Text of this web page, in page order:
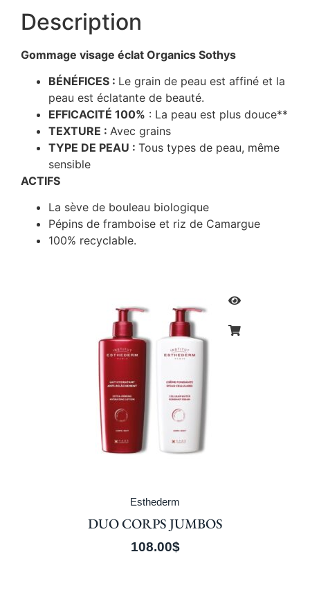
Description
Gommage visage éclat Organics Sothys
BÉNÉFICES : Le grain de peau est affiné et la
peau est éclatante de beauté.
EFFICACITÉ 100% : La peau est plus douce**
TEXTURE : Avec grains
TYPE DE PEAU : Tous types de peau, même
sensible
ACTIFS
La sève de bouleau biologique
Pépins de framboise et riz de Camargue
100% recyclable.
Esthederm
DUO CORPS JUMBOS
108.00$